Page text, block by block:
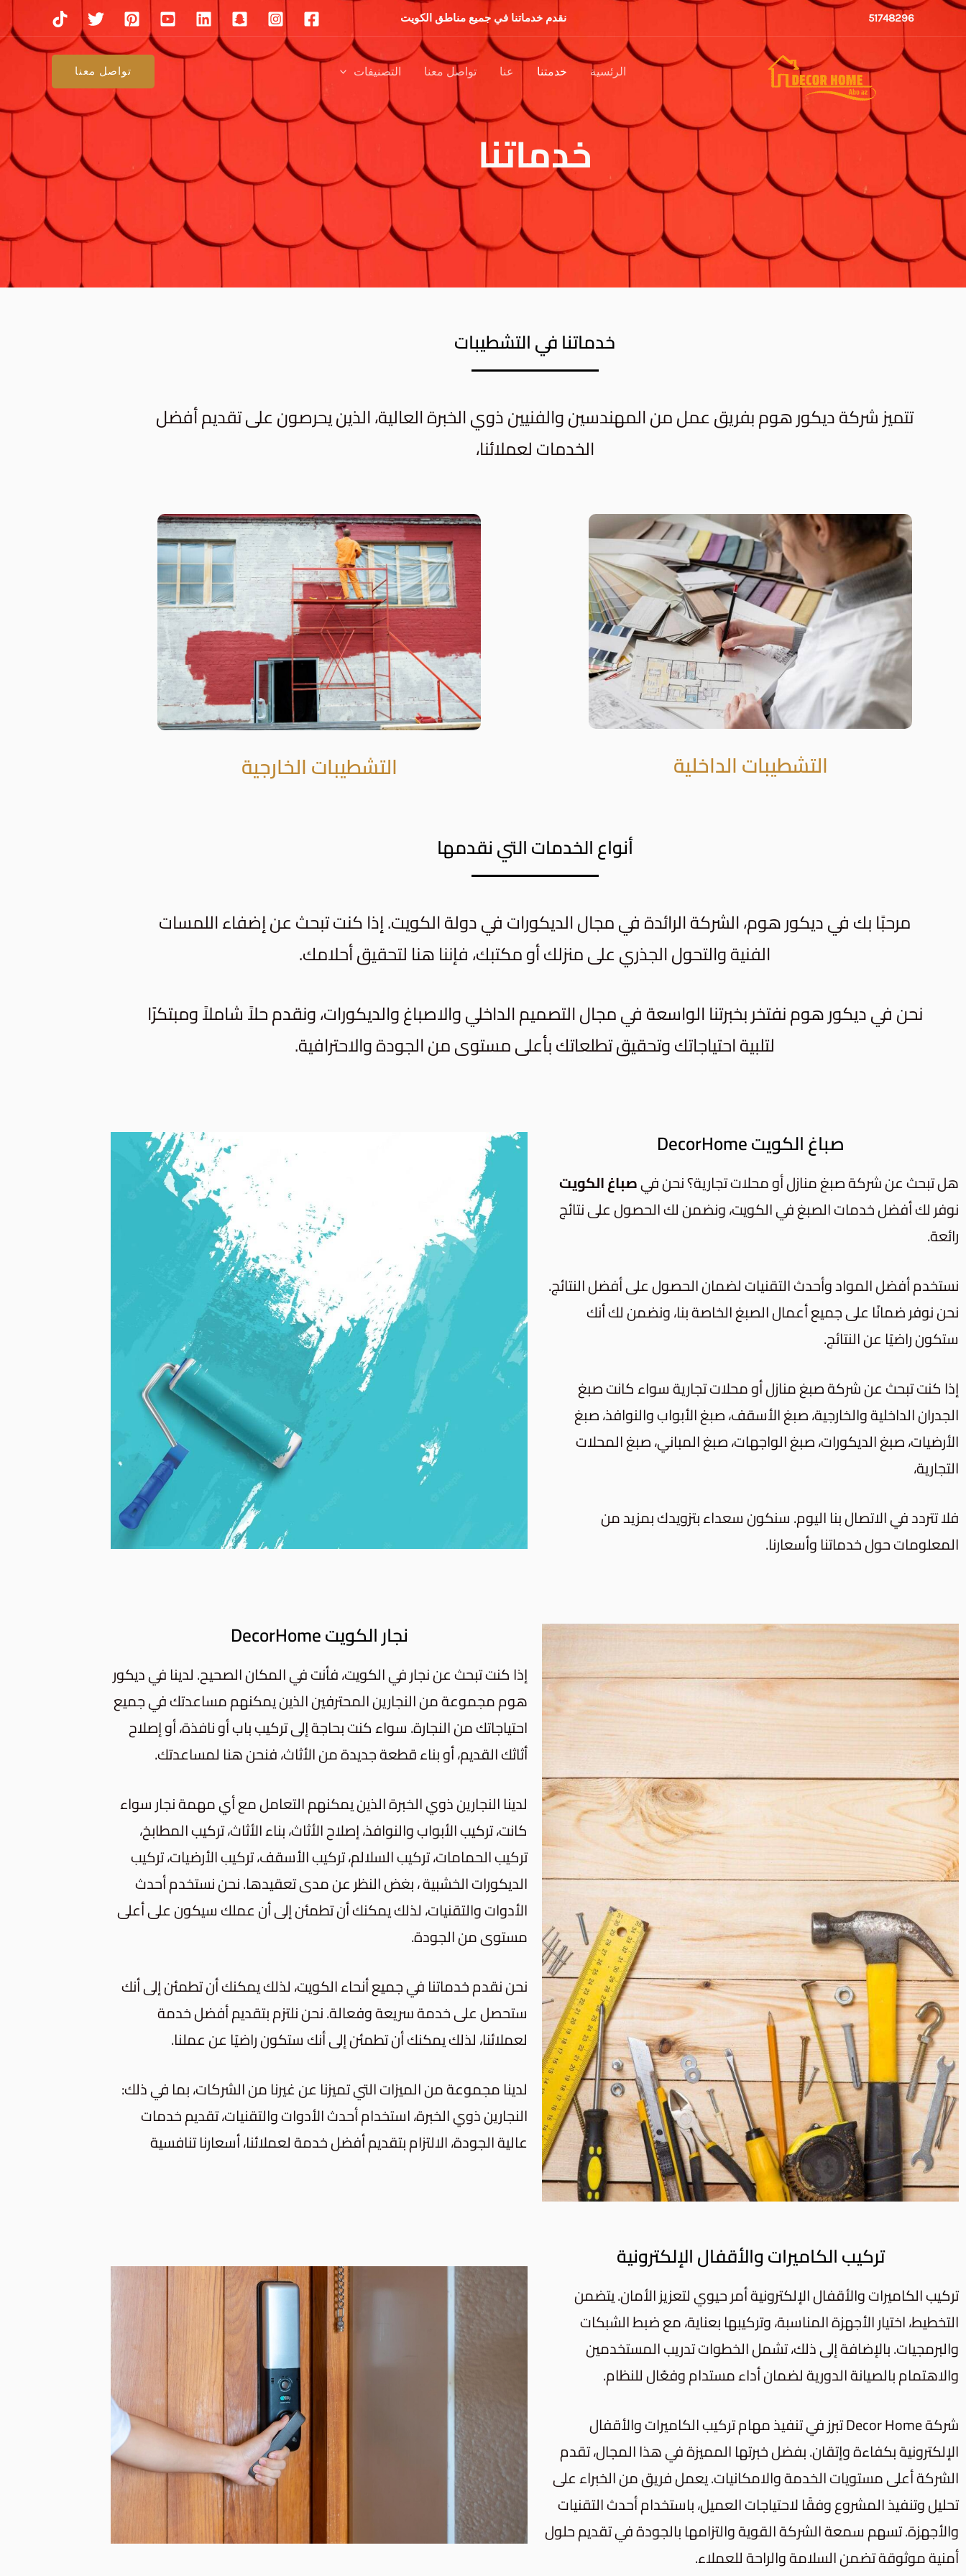
تخطي
إلى
51748296 نقدم خدماتنا في جميع مناطق الكويت
الرئسية خدمتنا عنا تواصل معنا التصنيفات تواصل معنا
خدماتنا
خدماتنا في التشطيبات
تتميز شركة ديكور هوم بفريق عمل من المهندسين والفنيين ذوي الخبرة العالية، الذين يحرصون على تقديم أفضل
الخدمات لعملائنا،
التشطيبات الداخلية التشطيبات الخارجية
أنواع الخدمات التي نقدمها
مرحبًا بك في ديكور هوم، الشركة الرائدة في مجال الديكورات في دولة الكويت. إذا كنت تبحث عن إضفاء اللمسات
الفنية والتحول الجذري على منزلك أو مكتبك، فإننا هنا لتحقيق أحلامك.
نحن في ديكور هوم نفتخر بخبرتنا الواسعة في مجال التصميم الداخلي والاصباغ والديكورات، ونقدم حلاً شاملاً ومبتكرًا
لتلبية احتياجاتك وتحقيق تطلعاتك بأعلى مستوى من الجودة والاحترافية.
صباغ الكويت DecorHome
هل تبحث عن شركة صبغ منازل أو محلات تجارية؟ نحن فيصباغ الكويت
نوفر لك أفضل خدمات الصبغ في الكويت، ونضمن لك الحصول على نتائج
رائعة.
نستخدم أفضل المواد وأحدث التقنيات لضمان الحصول على أفضل النتائج.
نحن نوفر ضمانًا على جميع أعمال الصبغ الخاصة بنا، ونضمن لك أنك
ستكون راضيًا عن النتائج.
إذا كنت تبحث عن شركة صبغ منازل أو محلات تجارية سواء كانتصبغ
الجدران الداخلية والخارجية،صبغ الأسقف، صبغ الأبواب والنوافذ، صبغ
الأرضيات، صبغ الديكورات، صبغ الواجهات، صبغ المباني،صبغ المحلات
التجارية،
فلا تتردد في الاتصال بنا اليوم. سنكون سعداء بتزويدك بمزيد من
المعلومات حول خدماتنا وأسعارنا.
نجار الكويت DecorHome
إذا كنت تبحث عن نجار في الكويت، فأنت في المكان الصحيح. لدينا في ديكور
هوم مجموعة من النجارين المحترفين الذين يمكنهم مساعدتك في جميع
احتياجاتك من النجارة. سواء كنت بحاجة إلى تركيب باب أو نافذة، أو إصلاح
أثاثك القديم، أو بناء قطعة جديدة من الأثاث، فنحن هنا لمساعدتك.
لدينا النجارين ذوي الخبرة الذين يمكنهم التعامل مع أي مهمة نجار سواء
كانت، تركيب الأبواب والنوافذ، إصلاح الأثاث، بناء الأثاث، تركيب المطابخ،
تركيب الحمامات، تركيب السلالم، تركيب الأسقف، تركيب الأرضيات، تركيب
الديكورات الخشبية ، بغض النظر عن مدى تعقيدها. نحن نستخدم أحدث
الأدوات والتقنيات، لذلك يمكنك أن تطمئن إلى أن عملك سيكون على أعلى
مستوى من الجودة.
نحن نقدم خدماتنا في جميع أنحاء الكويت، لذلك يمكنك أن تطمئن إلى أنك
ستحصل على خدمة سريعة وفعالة. نحن نلتزم بتقديم أفضل خدمة
لعملائنا، لذلك يمكنك أن تطمئن إلى أنك ستكون راضيًا عن عملنا.
لدينا مجموعة من الميزات التي تميزنا عن غيرنا من الشركات، بما في ذلك:
النجارين ذوي الخبرة، استخدام أحدث الأدوات والتقنيات، تقديم خدمات
عالية الجودة، الالتزام بتقديم أفضل خدمة لعملائنا، أسعارنا تنافسية
تركيب الكاميرات والأقفال الإلكترونية
تركيب الكاميرات والأقفال الإلكترونية أمر حيوي لتعزيز الأمان. يتضمن
التخطيط، اختيار الأجهزة المناسبة، وتركيبها بعناية، مع ضبط الشبكات
والبرمجيات. بالإضافة إلى ذلك، تشمل الخطوات تدريب المستخدمين
والاهتمام بالصيانة الدورية لضمان أداء مستدام وفعّال للنظام.
شركة Decor Home تبرز في تنفيذ مهام تركيب الكاميرات والأقفال
الإلكترونية بكفاءة وإتقان. بفضل خبرتها المميزة في هذا المجال، تقدم
الشركة أعلى مستويات الخدمة والامكانيات. يعمل فريق من الخبراء على
تحليل وتنفيذ المشروع وفقًا لاحتياجات العميل، باستخدام أحدث التقنيات
والأجهزة. تسهم سمعة الشركة القوية والتزامها بالجودة في تقديم حلول
أمنية موثوقة تضمن السلامة والراحة للعملاء.